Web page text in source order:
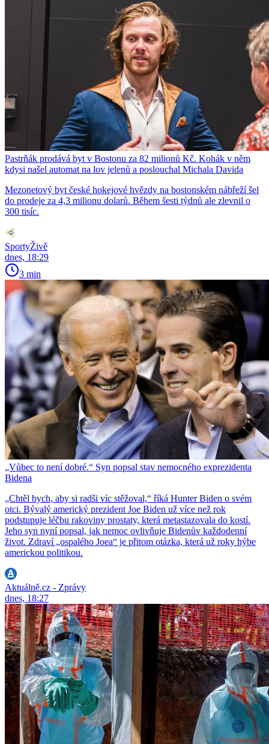
Pastrňák prodává byt v Bostonu za 82 milionů Kč. Kohák v něm
kdysi našel automat na lov jelenů a poslouchal Michala Davida
Mezonetový byt české hokejové hvězdy na bostonském nábřeží šel
do prodeje za 4,3 milionu dolarů. Během šesti týdnů ale zlevnil o
300 tisíc.
SportyŽivě
dnes, 18:29
3 min
„Vůbec to není dobré.“ Syn popsal stav nemocného exprezidenta
Bidena
„Chtěl bych, aby si radši víc stěžoval,“ říká Hunter Biden o svém
otci. Bývalý americký prezident Joe Biden už více než rok
podstupuje léčbu rakoviny prostaty, která metastazovala do kostí.
Jeho syn nyní popsal, jak nemoc ovlivňuje Bidenův každodenní
život. Zdraví „ospalého Joea“ je přitom otázka, která už roky hýbe
americkou politikou.
Aktuálně.cz - Zprávy
dnes, 18:27